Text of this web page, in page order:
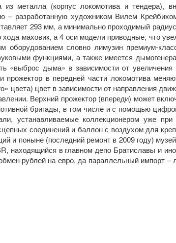
металла (корпус локомотива и тендера),
– разработанную художником Вилем
293 мм, а минимально проходимый
маховик, а 4 оси модели приводные, что
оборудованием словно лимузин премиум-
функциями, а также имеется
«выброс дыма» в зависимости от
в передней части локомотива
цвета) цвет в зависимости от направления
Верхний прожектор (впереди) может
бригады, в том числе и с помощью
устанавливаемые коллекционером уже при
соединений и баллон с воздухом для
и поныне (последний ремонт в 2009 году)
находящийся в главном депо Братиславы и
рублей на евро, да параллельный импорт –